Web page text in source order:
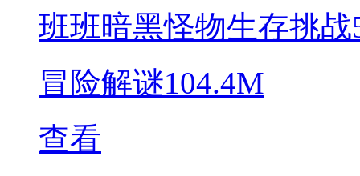
班班暗黑怪物生存挑战
冒险解谜104.4M
查看